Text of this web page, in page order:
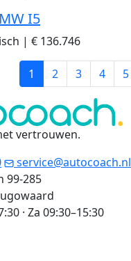
I5
| € 136.746
1 2 3 4 5
vertrouwen.
service@autocoach.nl
99-285
· Za 09:30–15:30